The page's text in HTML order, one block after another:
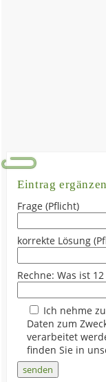
Eintrag
Frage (Pflicht)
korrekte Lösung
Rechne: Was ist 12
Ich nehme
Daten zum
verarbeitet
finden Sie in